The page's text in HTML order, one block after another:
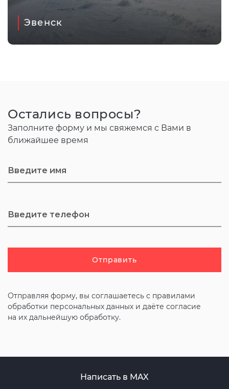
Эвенск
Остались вопросы?
Заполните форму и мы свяжемся с Вами в
ближайшее время
Отправить
Отправляя форму, вы соглашаетесь с правилами
обработки персональных данных и даёте согласие
на их дальнейшую обработку.
Написать в MAX